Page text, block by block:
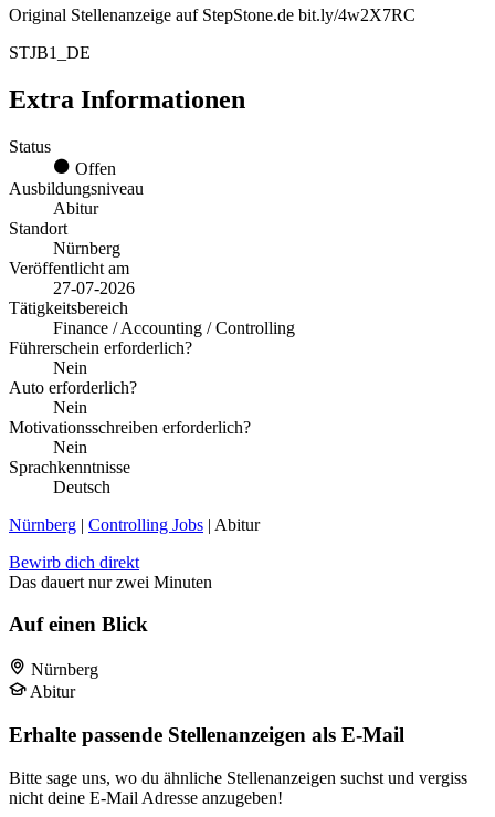
Original Stellenanzeige auf StepStone.de bit.ly/4w2X7RC
STJB1_DE
Extra Informationen
Status
Offen
Ausbildungsniveau
Abitur
Standort
Nürnberg
Veröffentlicht am
27-07-2026
Tätigkeitsbereich
Finance / Accounting / Controlling
Führerschein erforderlich?
Nein
Auto erforderlich?
Nein
Motivationsschreiben erforderlich?
Nein
Sprachkenntnisse
Deutsch
Nürnberg | Controlling Jobs | Abitur
Bewirb dich direkt
Das dauert nur zwei Minuten
Auf einen Blick
Nürnberg
Abitur
Erhalte passende Stellenanzeigen als E-Mail
Bitte sage uns, wo du ähnliche Stellenanzeigen suchst und vergiss
nicht deine E-Mail Adresse anzugeben!